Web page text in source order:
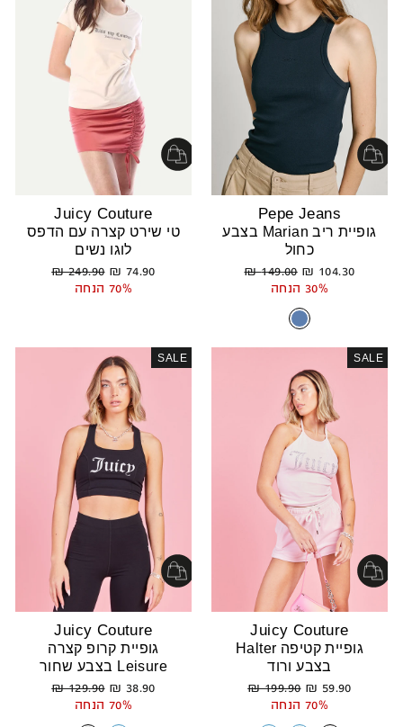
Pepe Jeans
גופיית ריב Marian בצבע
כחול
104.30 ₪
מחיר
רגיל
149.00 ₪
מחיר
30% הנחה
Juicy Couture
טי שירט קצרה עם הדפס
לוגו נשים
74.90 ₪
מחיר
רגיל
249.90 ₪
מחיר
70% הנחה
SALE
Juicy Couture
גופיית קטיפה Halter
בצבע ורוד
59.90 ₪
מחיר
רגיל
199.90 ₪
מחיר
70% הנחה
SALE
Juicy Couture
גופיית קרופ קצרה
Leisure בצבע שחור
38.90 ₪
מחיר
רגיל
129.90 ₪
מחיר
70% הנחה